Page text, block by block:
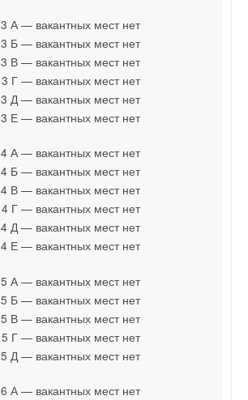
3 А — вакантных мест нет
3 Б — вакантных мест нет
3 В — вакантных мест нет
3 Г — вакантных мест нет
3 Д — вакантных мест нет
3 Е — вакантных мест нет
4 А — вакантных мест нет
4 Б — вакантных мест нет
4 В — вакантных мест нет
4 Г — вакантных мест нет
4 Д — вакантных мест нет
4 Е — вакантных мест нет
5 А — вакантных мест нет
5 Б — вакантных мест нет
5 В — вакантных мест нет
5 Г — вакантных мест нет
5 Д — вакантных мест нет
6 А — вакантных мест нет